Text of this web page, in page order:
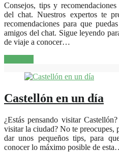
Consejos, tips y
del chat. Nuestros expertos te
recomendaciones para que
amigos del chat. Sigue leyendo
de viaje a conocer…
Castellón en un día
¿Estás pensando visitar
visitar la ciudad? No te preocupes,
dar unos pequeños tips, para
conocer lo máximo posible de